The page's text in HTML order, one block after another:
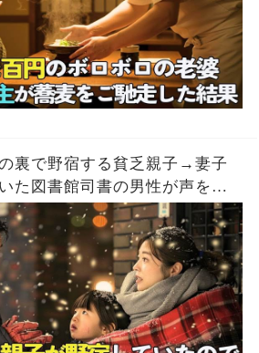
裏で野宿する貧乏親子→妻子
た図書館司書の男性が声をか